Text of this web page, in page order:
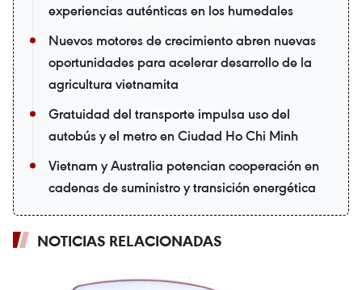
experiencias auténticas en los humedales
Nuevos motores de crecimiento abren nuevas
oportunidades para acelerar desarrollo de la
agricultura vietnamita
Gratuidad del transporte impulsa uso del
autobús y el metro en Ciudad Ho Chi Minh
Vietnam y Australia potencian cooperación en
cadenas de suministro y transición energética
NOTICIAS RELACIONADAS